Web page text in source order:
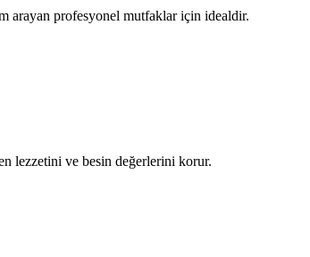
arayan profesyonel mutfaklar için idealdir.
lezzetini ve besin değerlerini korur.